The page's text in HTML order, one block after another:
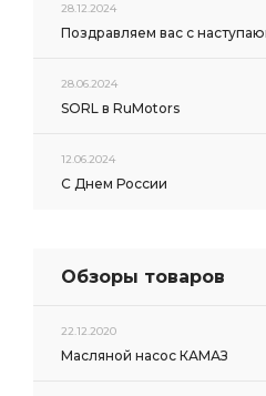
28.12.2024
Поздравляем вас с
28.06.2024
SORL в RuMotors
12.06.2024
С Днем России
Обзоры товаров
22.12.2020
Масляной насос КАМАЗ